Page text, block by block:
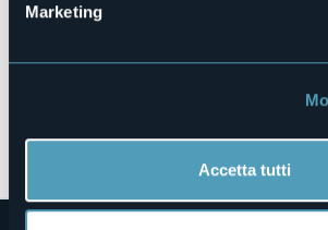
Marketing
Accetta tutti